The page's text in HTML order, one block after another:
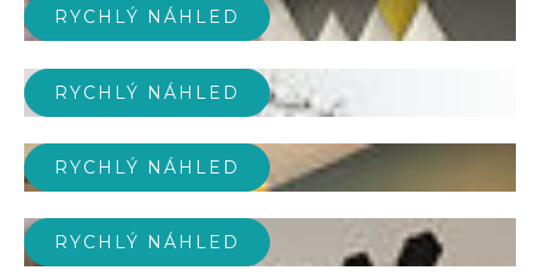
RYCHLÝ NÁHLED
RYCHLÝ NÁHLED
RYCHLÝ NÁHLED
RYCHLÝ NÁHLED